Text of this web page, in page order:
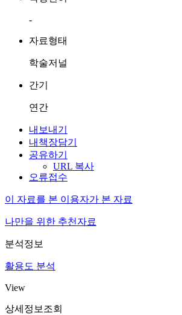
-
자료형태
학술저널
간기
연간
내보내기
내책장담기
공유하기
URL 복사
오류접수
이 자료를 본 이용자가 본 자료
나만을 위한 추천자료
분석정보
활용도 분석
View
상세정보조회